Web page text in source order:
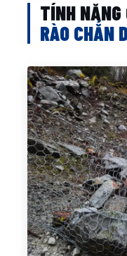
TÍNH NĂNG
RÀO CHẮN